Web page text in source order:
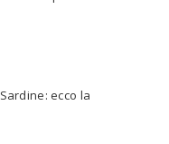
ecco la